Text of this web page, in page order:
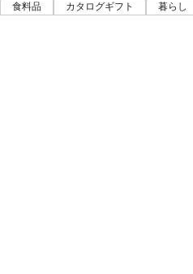
食料品 カタログギフト 暮らし